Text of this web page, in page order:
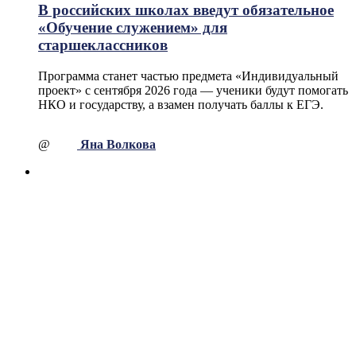
В российских школах введут обязательное
«Обучение служением» для
старшеклассников
Программа станет частью предмета «Индивидуальный
проект» с сентября 2026 года — ученики будут помогать
НКО и государству, а взамен получать баллы к ЕГЭ.
@ Яна Волкова